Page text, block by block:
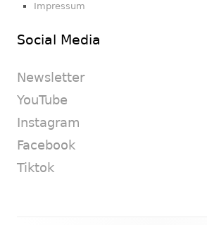
Impressum
Social Media
Newsletter
YouTube
Instagram
Facebook
Tiktok